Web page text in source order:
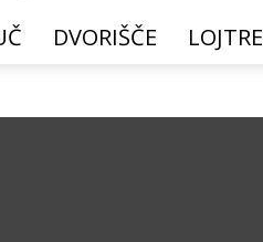
DVORIŠČE LOJTRE